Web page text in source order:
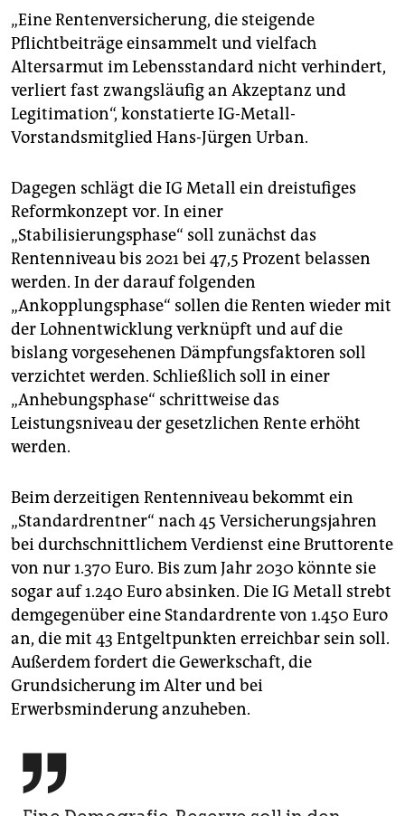
„Eine Rentenversicherung, die steigende
Pflichtbeiträge einsammelt und vielfach
Altersarmut im Lebensstandard nicht verhindert,
verliert fast zwangsläufig an Akzeptanz und
Legitimation“, konstatierte IG-Metall-
Vorstandsmitglied Hans-Jürgen Urban.
Dagegen schlägt die IG Metall ein dreistufiges
Reformkonzept vor. In einer
„Stabilisierungsphase“ soll zunächst das
Rentenniveau bis 2021 bei 47,5 Prozent belassen
werden. In der darauf folgenden
„Ankopplungsphase“ sollen die Renten wieder mit
der Lohnentwicklung verknüpft und auf die
bislang vorgesehenen Dämpfungsfaktoren soll
verzichtet werden. Schließlich soll in einer
„Anhebungsphase“ schrittweise das
Leistungsniveau der gesetzlichen Rente erhöht
werden.
Beim derzeitigen Rentenniveau bekommt ein
„Standardrentner“ nach 45 Versicherungsjahren
bei durchschnittlichem Verdienst eine Bruttorente
von nur 1.370 Euro. Bis zum Jahr 2030 könnte sie
sogar auf 1.240 Euro absinken. Die IG Metall strebt
demgegenüber eine Standardrente von 1.450 Euro
an, die mit 43 Entgeltpunkten erreichbar sein soll.
Außerdem fordert die Gewerkschaft, die
Grundsicherung im Alter und bei
Erwerbsminderung anzuheben.
